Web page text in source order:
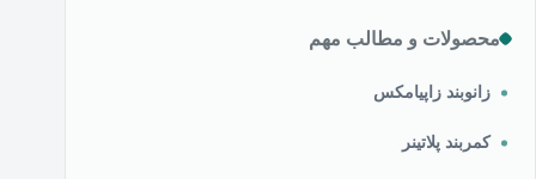
محصولات و مطالب مهم
زانوبند زاپیامکس
کمربند پلاتینر